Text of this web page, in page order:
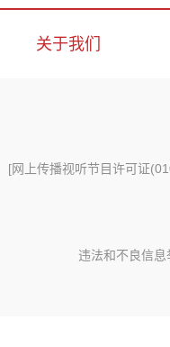
关于我们
[网上传播视听节目许可证
违法和不良信